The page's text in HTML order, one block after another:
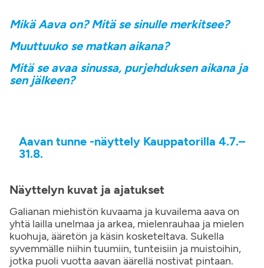
Mikä Aava on? Mitä se sinulle merkitsee?
Muuttuuko se matkan aikana?
Mitä se avaa sinussa, purjehduksen aikana ja
sen jälkeen?
Aavan tunne -näyttely Kauppatorilla 4.7.–
31.8.
Näyttelyn kuvat ja ajatukset
Galianan miehistön kuvaama ja kuvailema aava on
yhtä lailla unelmaa ja arkea, mielenrauhaa ja mielen
kuohuja, ääretön ja käsin kosketeltava. Sukella
syvemmälle niihin tuumiin, tunteisiin ja muistoihin,
jotka puoli vuotta aavan äärellä nostivat pintaan.